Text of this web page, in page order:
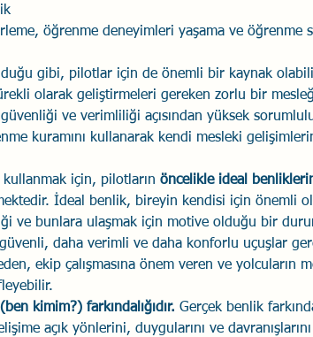
öğrenme deneyimleri yaşama ve öğrenme
gibi, pilotlar için de önemli bir kaynak
olarak geliştirmeleri gereken zorlu bir
ve verimliliği açısından yüksek
kuramını kullanarak kendi mesleki
kullanmak için, pilotların öncelikle ideal
İdeal benlik, bireyin kendisi için önemli
ve bunlara ulaşmak için motive olduğu bir
daha verimli ve daha konforlu uçuşlar
ekip çalışmasına önem veren ve yolcuların
kimim?) farkındalığıdır. Gerçek benlik
açık yönlerini, duygularını ve